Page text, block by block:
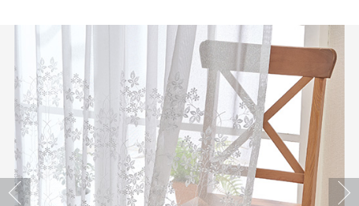
お役立ち情報
FAQ
お問い合わせ
Previous Next